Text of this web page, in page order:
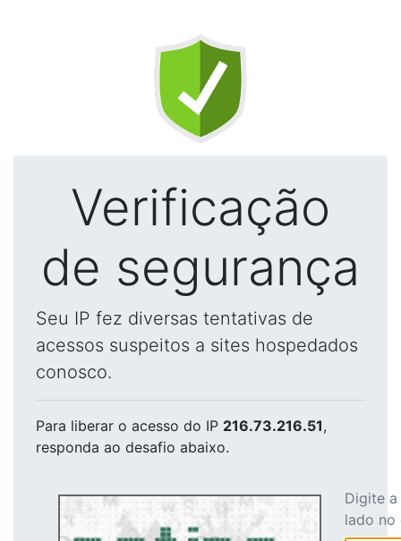
Verificação
de segurança
Seu IP fez diversas tentativas de
acessos suspeitos a sites hospedados
conosco.
Para liberar o acesso do IP 216.73.216.51,
responda ao desafio abaixo.
Digite
lado no